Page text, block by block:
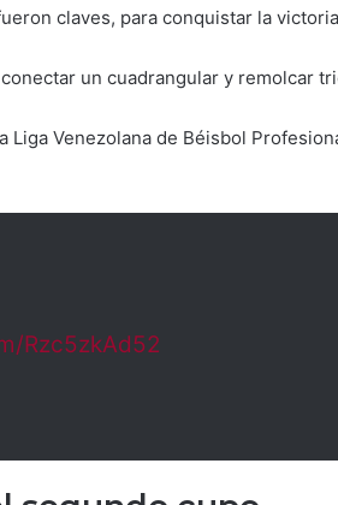
claves, para conquistar la
un cuadrangular y remolcar
Liga Venezolana de Béisbol
Rzc5zkAd52